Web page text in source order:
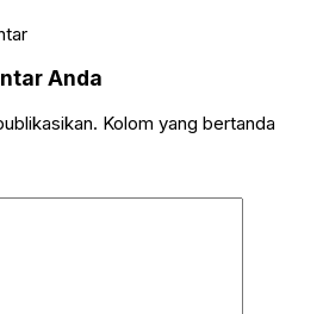
Anda
Kolom yang bertanda